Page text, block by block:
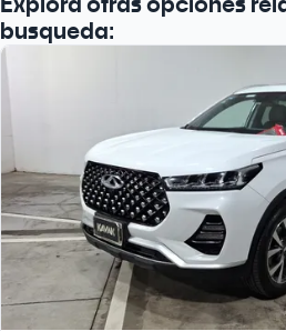
busqueda: